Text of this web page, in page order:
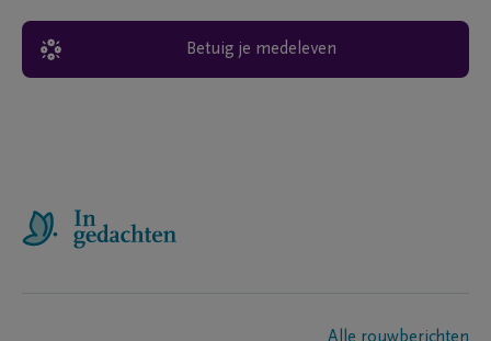
Betuig je medeleven